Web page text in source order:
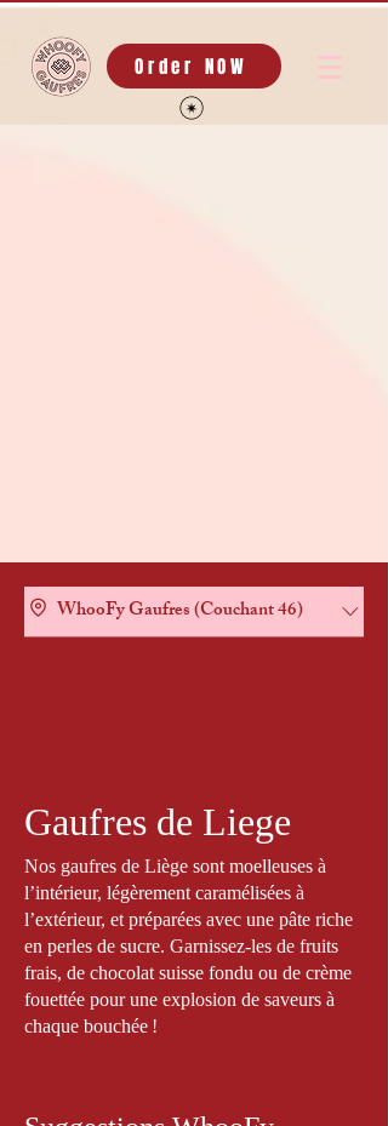
Order NOW
WhooFy Gaufres (Couchant 46)
Gaufres de Liege
Nos gaufres de Liège sont moelleuses à
l’intérieur, légèrement caramélisées à
l’extérieur, et préparées avec une pâte riche
en perles de sucre. Garnissez-les de fruits
frais, de chocolat suisse fondu ou de crème
fouettée pour une explosion de saveurs à
chaque bouchée !